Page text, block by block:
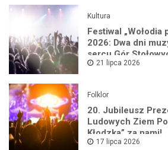
Kultura
Festiwal „Wołodia
2026: Dwa dni
sercu Gór
21 lipca 2026
Folklor
20. Jubileusz
Ludowych Ziem
Kłodzka” za nami!
17 lipca 2026